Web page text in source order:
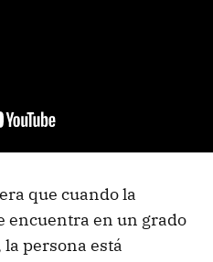
que cuando la
encuentra en un grado
persona está